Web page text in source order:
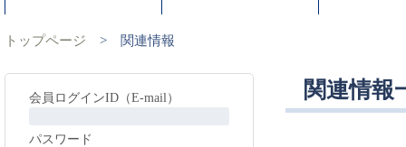
トップページ > 関連情報
関連情報
会員ログインID（E-mail）
パスワード